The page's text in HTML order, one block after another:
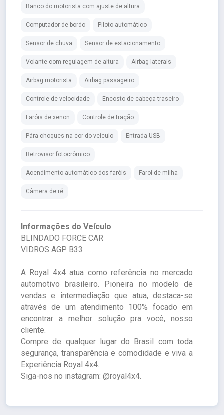
Banco do motorista com ajuste de altura
Computador de bordo Piloto automático
Sensor de chuva Sensor de estacionamento
Volante com regulagem de altura Airbag laterais
Airbag motorista Airbag passageiro
Controle de velocidade Encosto de cabeça traseiro
Faróis de xenon Controle de tração
Pára-choques na cor do veiculo Entrada USB
Retrovisor fotocrômico
Acendimento automático dos faróis Farol de milha
Câmera de ré
Informações do Veículo
BLINDADO FORCE CAR
VIDROS AGP B33
A Royal 4x4 atua como referência no mercado
automotivo brasileiro. Pioneira no modelo de
vendas e intermediação que atua, destaca-se
através de um atendimento 100% focado em
encontrar a melhor solução pra você, nosso
cliente.
Compre de qualquer lugar do Brasil com toda
segurança, transparência e comodidade e viva a
Experiência Royal 4x4.
Siga-nos no instagram: @royal4x4.